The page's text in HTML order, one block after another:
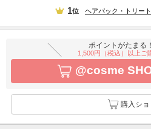
1位 ヘアパック・トリー
ポイントがたまる
1,500円（税込）以上ご
@cosme
購入シ